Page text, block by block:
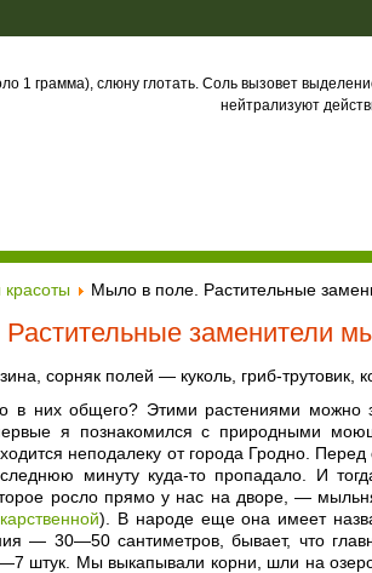
1 грамма), слюну глотать. Соль вызовет
нейтрализуют
красоты Мыло в поле. Растительные
заменители
сорняк полей — куколь, гриб-трутовик,
в них общего? Этими растениями можно
я познакомился с природными
неподалеку от города Гродно.
минуту куда-то пропадало. И
росло прямо у нас на дворе, —
). В народе еще она имеет
— 30—50 сантиметров, бывает, что
штук. Мы выкапывали корни, шли на